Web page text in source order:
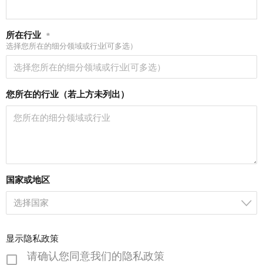
所在行业 *
选择您所在的细分领域或行业(可多选）
您所在的行业（若上方未列出）
国家或地区
选择国家
显示隐私政策
请确认您同意我们的隐私政策